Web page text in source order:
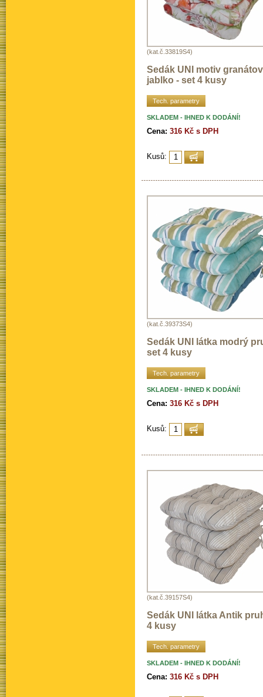
(kat.č.33819S4)
Sedák UNI motiv
jablko - set 4 kusy
Tech. parametry
SKLADEM - IHNED K DODÁNÍ!
Cena: 316 Kč s DPH
Kusů:
(kat.č.39373S4)
Sedák UNI látka modrý
set 4 kusy
Tech. parametry
SKLADEM - IHNED K DODÁNÍ!
Cena: 316 Kč s DPH
Kusů:
(kat.č.39157S4)
Sedák UNI látka Antik
4 kusy
Tech. parametry
SKLADEM - IHNED K DODÁNÍ!
Cena: 316 Kč s DPH